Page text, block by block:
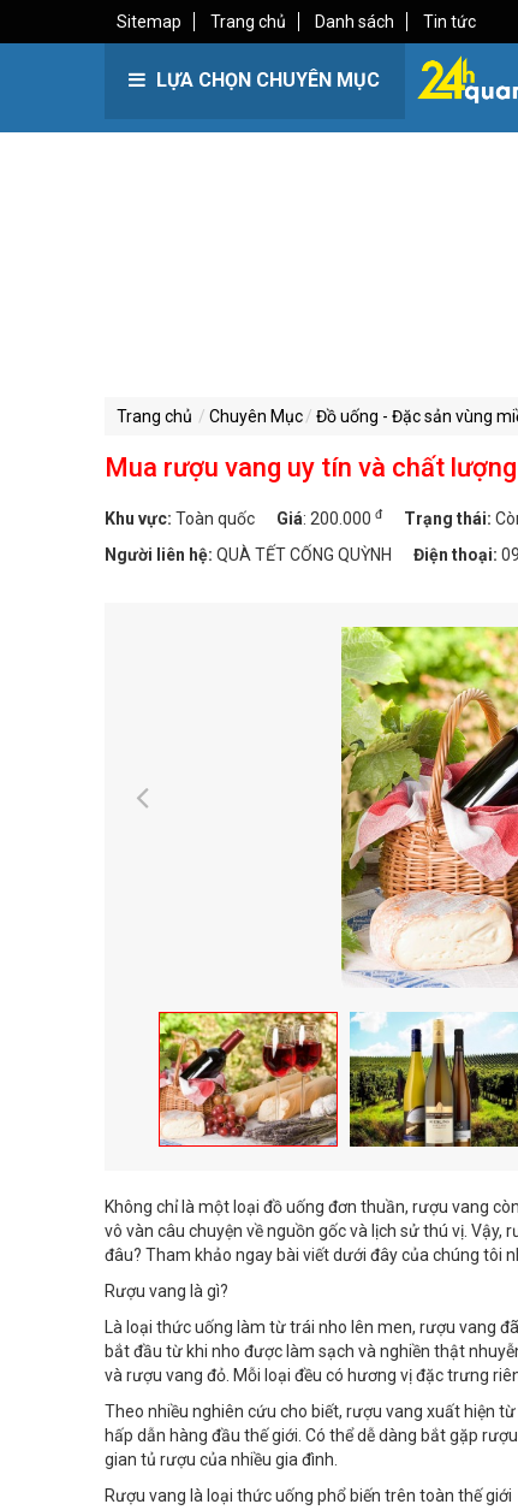
Sitemap Trang chủ Danh sách Tin tức
LỰA CHỌN CHUYÊN MỤC
Trang chủ Chuyên Mục Đồ uống - Đặc sản vùng
Mua rượu vang uy tín và chất
Khu vực: Toàn quốc Giá: 200.000 đ Trạng thái:
Người liên hệ: QUÀ TẾT CỐNG QUỲNH Điện thoại:
Không chỉ là một loại đồ uống đơn thuần, rượu vang
vô vàn câu chuyện về nguồn gốc và lịch sử thú vị.
đâu? Tham khảo ngay bài viết dưới đây của chúng tôi
Rượu vang là gì?
Là loại thức uống làm từ trái nho lên men, rượu vang
bắt đầu từ khi nho được làm sạch và nghiền thật
và rượu vang đỏ. Mỗi loại đều có hương vị đặc trưng
Theo nhiều nghiên cứu cho biết, rượu vang xuất hiện
hấp dẫn hàng đầu thế giới. Có thể dễ dàng bắt gặp
gian tủ rượu của nhiều gia đình.
Rượu vang là loại thức uống phổ biến trên toàn thế giới